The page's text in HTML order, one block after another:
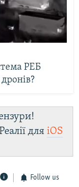
РЕБ
для iOS
Follow us